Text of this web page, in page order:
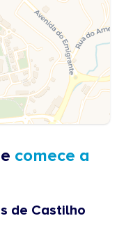
comece a
de Castilho